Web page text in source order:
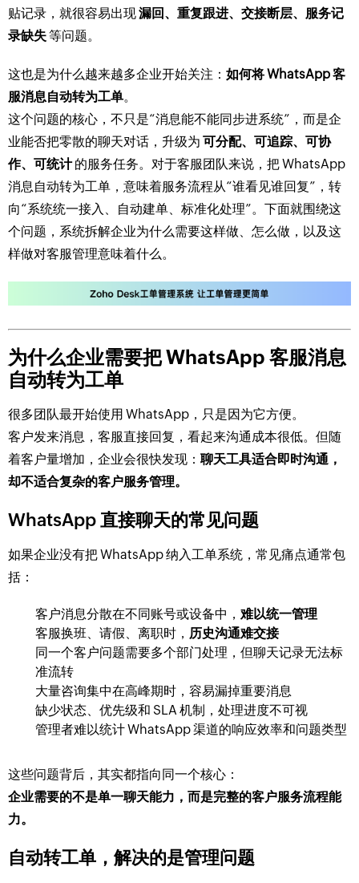
贴记录，就很容易出现漏回、重复跟进、交接断层、服务记
录缺失等问题。
这也是为什么越来越多企业开始关注： 如何将 WhatsApp 客
服消息自动转为工单。
这个问题的核心，不只是“消息能不能同步进系统”，而是企
业能否把零散的聊天对话，升级为 可分配、可追踪、可协
作、可统计的服务任务。对于客服团队来说，把 WhatsApp
消息自动转为工单，意味着服务流程从“谁看见谁回复”，转
向“系统统一接入、自动建单、标准化处理”。下面就围绕这
个问题，系统拆解企业为什么需要这样做、怎么做，以及这
样做对客服管理意味着什么。
为什么企业需要把 WhatsApp 客服消息
自动转为工单
很多团队最开始使用 WhatsApp，只是因为它方便。
客户发来消息，客服直接回复，看起来沟通成本很低。但随
着客户量增加，企业会很快发现： 聊天工具适合即时沟通，
却不适合复杂的客户服务管理。
WhatsApp 直接聊天的常见问题
如果企业没有把 WhatsApp 纳入工单系统，常见痛点通常包
括：
客户消息分散在不同账号或设备中， 难以统一管理
客服换班、请假、离职时， 历史沟通难交接
同一个客户问题需要多个部门处理，但聊天记录无法标
准流转
大量咨询集中在高峰期时，容易漏掉重要消息
缺少状态、优先级和 SLA 机制，处理进度不可视
管理者难以统计 WhatsApp 渠道的响应效率和问题类型
这些问题背后，其实都指向同一个核心：
企业需要的不是单一聊天能力，而是完整的客户服务流程能
力。
自动转工单，解决的是管理问题